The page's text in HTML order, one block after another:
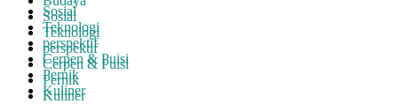
Sosial
Teknologi
perspektif
Cerpen & Puisi
Pernik
Kuliner
Sosial
Teknologi
perspektif
Cerpen & Puisi
Pernik
Kuliner